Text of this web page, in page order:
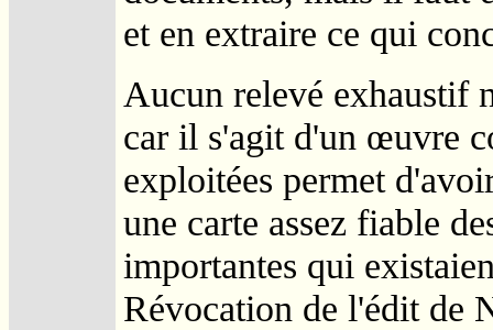
et en extraire ce qui
Aucun relevé exhaustif
car il s'agit d'un œuvre
exploitées permet
une carte assez fiable
importantes qui
Révocation de l'édit de